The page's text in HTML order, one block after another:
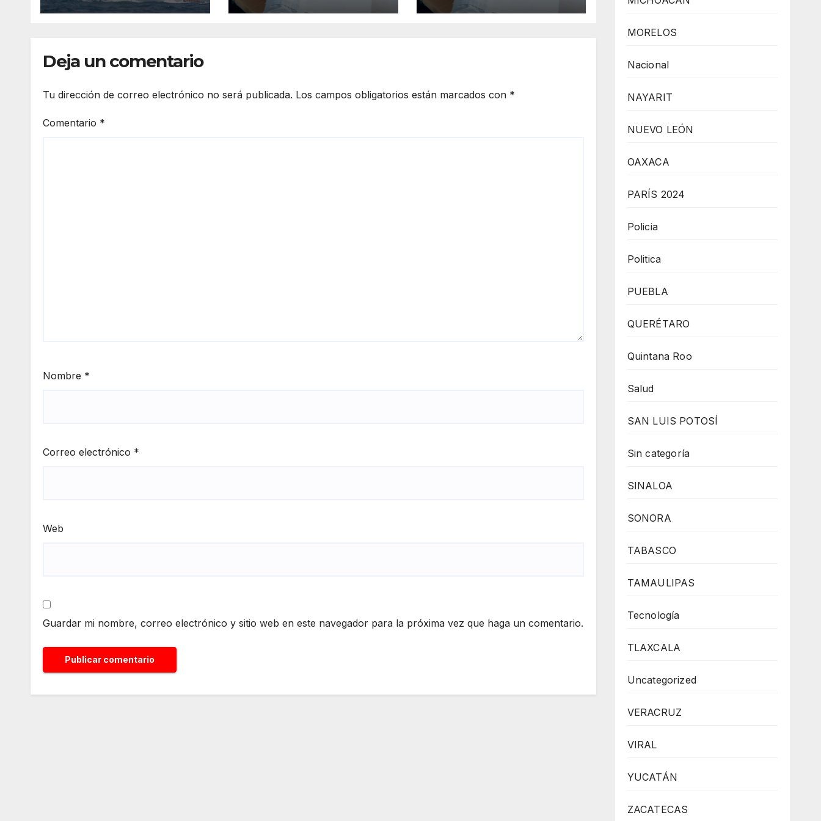
obtener empleo en
tranquilidad a la
Deja un comentario
Tu dirección de correo electrónico no será publicada. Los campos obligatorios están marcados con *
Comentario *
Nombre *
Correo electrónico *
Web
Guardar mi nombre, correo electrónico y sitio web en este navegador para la próxima vez que haga un comentario.
MORELOS
Nacional
NAYARIT
NUEVO LEÓN
OAXACA
PARÍS 2024
Policia
Politica
PUEBLA
QUERÉTARO
Quintana Roo
Salud
SAN LUIS POTOSÍ
Sin categoría
SINALOA
SONORA
TABASCO
TAMAULIPAS
Tecnología
TLAXCALA
Uncategorized
VERACRUZ
VIRAL
YUCATÁN
ZACATECAS